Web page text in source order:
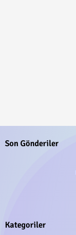
Son Gönderiler
Kategoriler